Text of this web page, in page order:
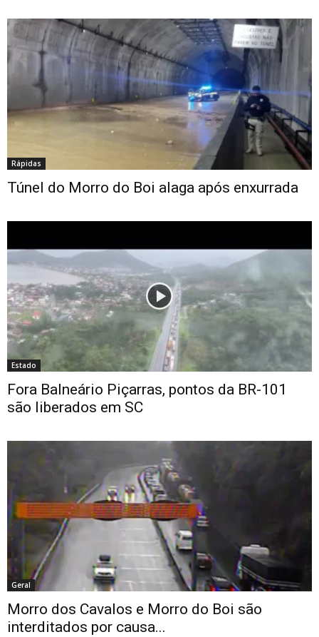
Rápidas
Túnel do Morro do Boi alaga após enxurrada
Estado
Fora Balneário Piçarras, pontos da BR-101
são liberados em SC
Geral
Morro dos Cavalos e Morro do Boi são
interditados por causa...